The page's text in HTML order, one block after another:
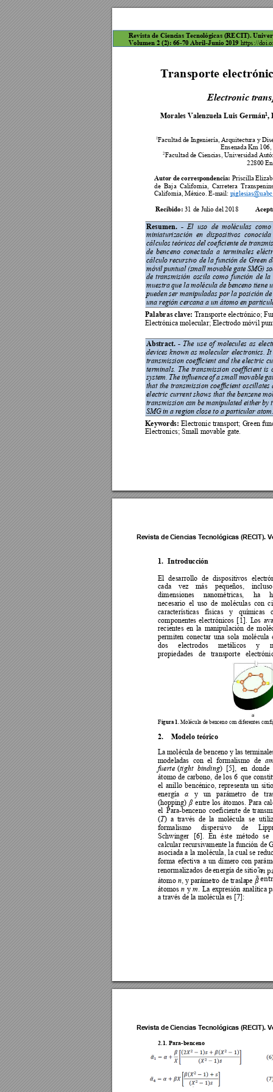
Revista de Ciencias Tecnológicas (RECIT).
Volumen 2 (2): 66-70 Abril-Junio 2019 https://
Transporte
Electronic
Morales Valenzuela Luis Germán1,
1Facultad de Ingeniería, Arquitectura y
Ensenada Km 106,
2Facultad de Ciencias, Universidad Au
22800
Autor de correspondencia: Priscilla
de  Baja  California,  Carretera
California, México. E-mail:
Recibido: 31 de Julio del 2018 A
Resumen.  - El  uso de  moléculas como
miniaturización  en dispositivos  conocida
cálculos teóricos del coeficiente de
de benceno conectada a terminales
cálculo recursivo dela función de Green
móvil puntual (small movable gate SMG)
de transmisión oscila como función de la
muestra que lamolécula de benceno tiene
pueden ser manipuladas por la posición de
una región cercana a un átomo en
Palabras clave: Transporte electrónico;
Electrónica molecular; Electrodo móvil
Abstract. - The use of molecules as
devices known as molecular electronics. It
transmission coefficient and the electric
terminals. The transmission coefficient is
system. The influenceof a small movable
that the transmission coefficient oscillates
electric current shows that the benzene mol
transmission can be manipulated either by
SMG in a region close to a particular
Keywords: Electronic transport; Green
Electronics; Small movable gate.
Revista de Ciencias Tecnológicas (RECIT).
1. Introducción
El desarrollo de dispositivos
cada
vez más pequeños,
dimensiones
nanométricas, ha
necesario el uso de  moléculas con
características físicas y químicas
componentes electrónicos [1]. Los
recientes en la manipulación de molé
permiten conectar una sola molécula
dos
electrodos metálicos y
propiedades de transporte
Figura 1. Molécula de benceno con diferentes
2. Modelo teórico
La molécula de benceno y las
modeladas con el formalismo de
fuerte (tight binding) [5], en donde
átomo de carbono, de los 6 que
el anillo bencénico, representa un
energía
α y un parámetro de
(hopping) β entre los átomos. Para
el Para-benceno coeficiente de tr
(T)  a  través  de la
  molécula
se
formalismo
dispersivo de
Schwinger [6]. En éste método se
calcular recursivamente la función de
asociada a la molécula, la cual se
forma efectiva a un dímero con
renormalizados de energía de sitio 𝛼𝑛
átomo n, y parámetro de traslape 𝛽en
átomos n y m La expresión analítica
a través de la molécula es [7]:
Revista de Ciencias Tecnológicas (RECIT).
2.1. Para-benceno